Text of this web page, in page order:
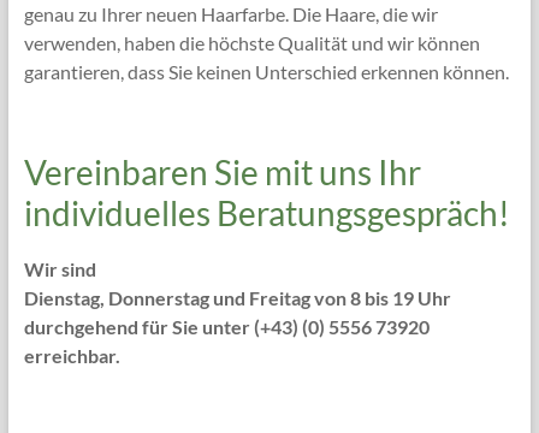
genau zu Ihrer neuen Haarfarbe. Die Haare, die wir
verwenden, haben die höchste Qualität und wir können
garantieren, dass Sie keinen Unterschied erkennen können.
Vereinbaren Sie mit uns Ihr
individuelles Beratungsgespräch!
Wir sind
Dienstag, Donnerstag und Freitag von 8 bis 19 Uhr
durchgehend für Sie unter (+43) (0) 5556 73920
erreichbar.